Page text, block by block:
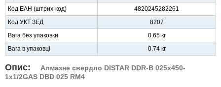
Код ЕАН (штрих-код)
4820245282261
Код УКТ ЗЕД
8207
Вага без упаковки
0.65 кг
Вага в упаковці
0.74 кг
Опис:
Алмазне свердло DISTAR DDR-B 025x450-
1x1/2GAS DBD 025 RM4